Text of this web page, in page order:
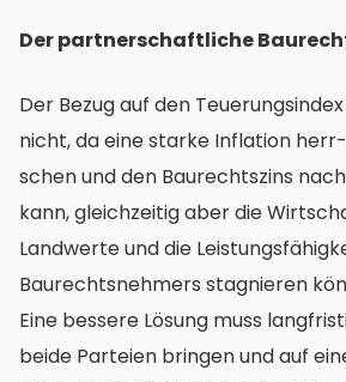
Der partnerschaftliche
Der Bezug auf den
nicht, da eine starke Inflation herr-
schen und den Baurechtszins
kann, gleichzeitig aber die
Landwerte und die
Baurechtsnehmers stagnieren
Eine bessere Lösung muss
beide Parteien bringen und auf